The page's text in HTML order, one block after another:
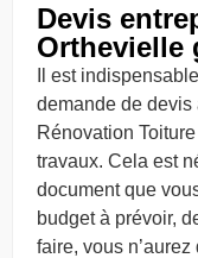
Devis
Orthevielle
Il est
demande de devis
Rénovation
travaux. Cela est
document que
budget à prévoir,
faire, vous